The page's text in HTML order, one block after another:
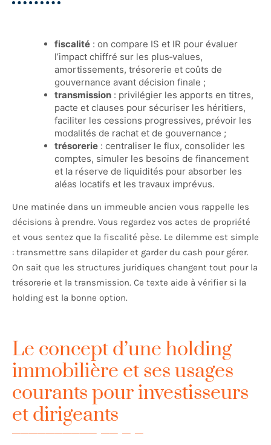
fiscalité : on compare IS et IR pour évaluer
l’impact chiffré sur les plus‑values,
amortissements, trésorerie et coûts de
gouvernance avant décision finale ;
transmission : privilégier les apports en titres,
pacte et clauses pour sécuriser les héritiers,
faciliter les cessions progressives, prévoir les
modalités de rachat et de gouvernance ;
trésorerie : centraliser le flux, consolider les
comptes, simuler les besoins de financement
et la réserve de liquidités pour absorber les
aléas locatifs et les travaux imprévus.
Une matinée dans un immeuble ancien vous rappelle les
décisions à prendre. Vous regardez vos actes de propriété
et vous sentez que la fiscalité pèse. Le dilemme est simple
: transmettre sans dilapider et garder du cash pour gérer.
On sait que les structures juridiques changent tout pour la
trésorerie et la transmission. Ce texte aide à vérifier si la
holding est la bonne option.
Le concept d’une holding
immobilière et ses usages
courants pour investisseurs
et dirigeants